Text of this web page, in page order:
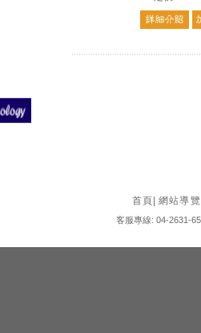
首頁 網站導覽
客服專線: 04-2631-